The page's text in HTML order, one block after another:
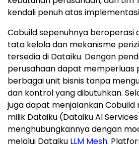
kendali penuh atas
Cobuild sepenuhnya beroperasi
tata kelola dan mekanisme
tersedia di Dataiku. Dengan
perusahaan dapat memperluas
berbagai unit bisnis tanpa
dan kontrol yang dibutuhkan.
juga dapat menjalankan Cobuild
milik Dataiku (Dataiku AI
menghubungkannya dengan
melalui Dataiku LLM Mesh.